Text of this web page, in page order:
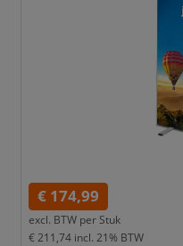
€ 174,99
excl. BTW per Stuk
€ 211,74 incl. 21% BTW